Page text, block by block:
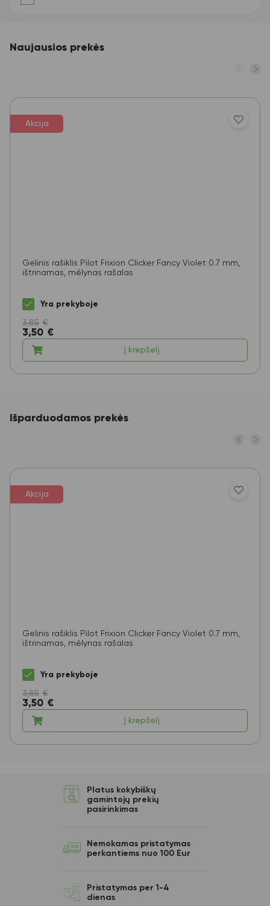
Naujausios prekės
Akcija
Gelinis rašiklis Pilot Frixion Clicker Fancy Violet 0.7 mm,
ištrinamas, mėlynas rašalas
Yra prekyboje
3,85 €
3,50 €
Į krepšelį
Išparduodamos prekės
Akcija
Gelinis rašiklis Pilot Frixion Clicker Fancy Violet 0.7 mm,
ištrinamas, mėlynas rašalas
Yra prekyboje
3,85 €
3,50 €
Į krepšelį
Platus kokybiškų
gamintojų prekių
pasirinkimas
Nemokamas pristatymas
perkantiems nuo 100 Eur
Pristatymas per 1-4
dienas